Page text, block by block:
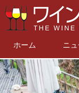
ホーム ニ